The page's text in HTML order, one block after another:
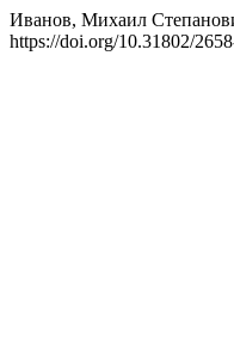
Иванов, Михаил
https://doi.org/10.31802/